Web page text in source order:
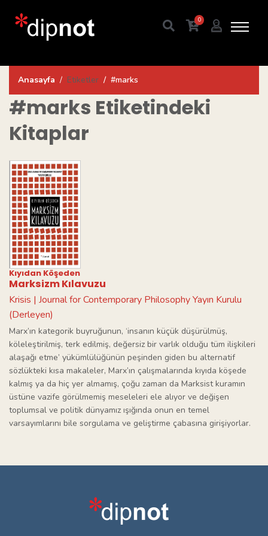
0
Anasayfa Etiketler #marks
#marks Etiketindeki
Kitaplar
Kıyıdan Köşeden
Marksizm Kılavuzu
Krisis | Journal for Contemporary Philosophy Yayın Kurulu
(Derleyen)
Marx’ın kategorik buyruğunun, ‘insanın küçük düşürülmüş,
köleleştirilmiş, terk edilmiş, değersiz bir varlık olduğu tüm ilişkileri
alaşağı etme’ yükümlülüğünün peşinden giden bu alternatif
sözlükteki kısa makaleler, Marx’ın çalışmalarında kıyıda köşede
kalmış ya da hiç yer almamış, çoğu zaman da Marksist kuramın
üstüne vazife görülmemiş meseleleri ele alıyor ve değişen
toplumsal ve politik dünyamız ışığında onun en temel
varsayımlarını bile sorgulama ve geliştirme çabasına girişiyorlar.